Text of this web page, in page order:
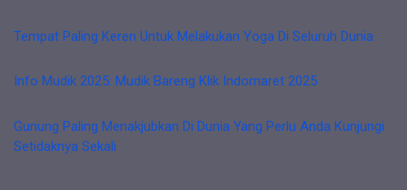
Tempat Paling Keren Untuk Melakukan Yoga Di Seluruh Dunia
Info Mudik 2025: Mudik Bareng Klik Indomaret 2025
Gunung Paling Menakjubkan Di Dunia Yang Perlu Anda Kunjungi
Setidaknya Sekali